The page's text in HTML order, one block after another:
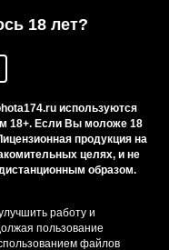
18 лет?
используются
18+. Если Вы моложе 18
продукция на
целях, и не
образом.
работу и
пользование
файлов
товаров